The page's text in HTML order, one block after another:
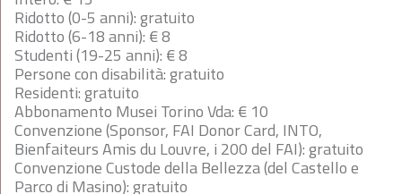
Ridotto (0-5 anni): gratuito
Ridotto (6-18 anni): € 8
Studenti (19-25 anni): € 8
Persone con disabilità: gratuito
Residenti: gratuito
Abbonamento Musei Torino Vda: € 10
Convenzione (Sponsor, FAI Donor Card, INTO,
Bienfaiteurs Amis du Louvre, i 200 del FAI): gratuito
Convenzione Custode della Bellezza (del Castello e
Parco di Masino): gratuito